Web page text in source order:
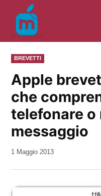
contenuto
PUBBLICATO
IN
BREVETTI
Apple
che
telefonare o
messaggio
da
1 Maggio 2013